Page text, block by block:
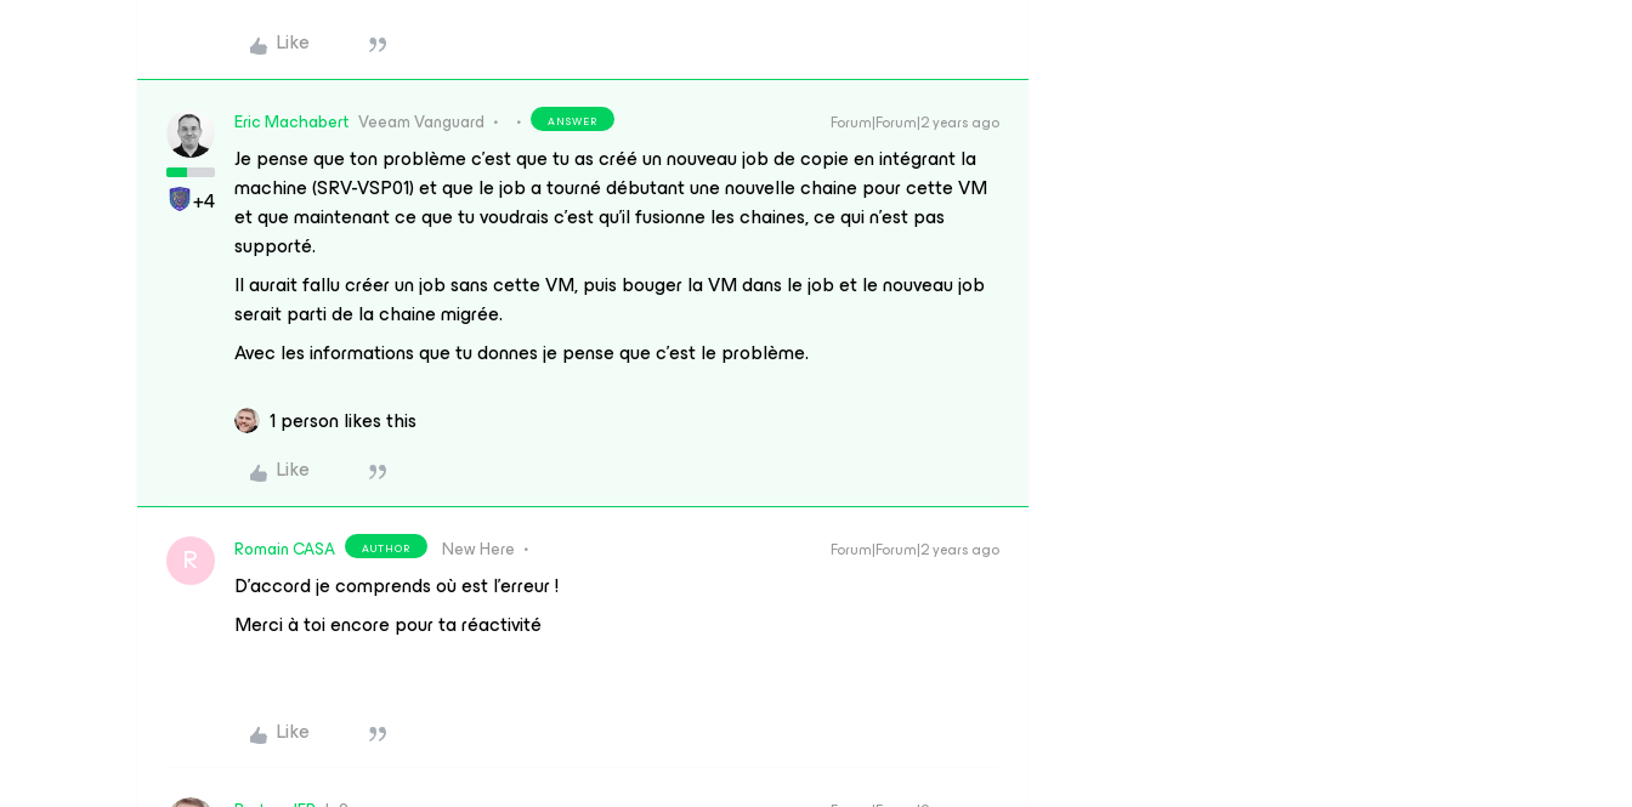
Like
+4
Eric Machabert Veeam Vanguard ANSWER Forum|Forum|2 years ago
Je pense que ton problème c’est que tu as créé un nouveau job de copie en intégrant la
machine (SRV-VSP01) et que le job a tourné débutant une nouvelle chaine pour cette VM
et que maintenant ce que tu voudrais c’est qu’il fusionne les chaines, ce qui n’est pas
supporté.
Il aurait fallu créer un job sans cette VM, puis bouger la VM dans le job et le nouveau job
serait parti de la chaine migrée.
Avec les informations que tu donnes je pense que c’est le problème.
1 person likes this
Like
R Romain CASA AUTHOR New Here Forum|Forum|2 years ago
D’accord je comprends où est l’erreur !
Merci à toi encore pour ta réactivité
Like